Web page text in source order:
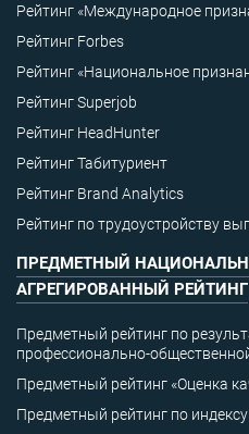
Рейтинг «Международное
Рейтинг Forbes
Рейтинг «Национальное
Рейтинг Superjob
Рейтинг HeadHunter
Рейтинг Табитуриент
Рейтинг Brand Analytics
Рейтинг по трудоустройству
ПРЕДМЕТНЫЙ
АГРЕГИРОВАННЫЙ РЕЙТИНГ
Предметный рейтинг по
профессионально-
Предметный рейтинг «Оценка
Предметный рейтинг по